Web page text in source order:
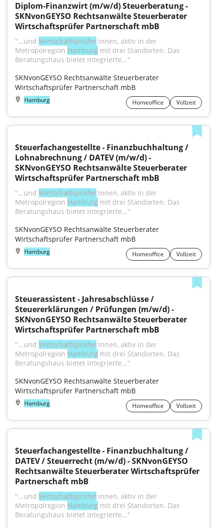
Diplom-Finanzwirt (m/w/d) Steuerberatung -
SKNvonGEYSO Rechtsanwälte Steuerberater
Wirtschaftsprüfer Partnerschaft mbB
"...und Wirtschaftsprüfer:innen, aktiv in der
Metropolregion Hamburg mit drei Standorten. Das
Beratungshaus bietet integrierte..."
SKNvonGEYSO Rechtsanwälte Steuerberater
Wirtschaftsprüfer Partnerschaft mbB
Hamburg Homeoffice Vollzeit
Steuerfachangestellte - Finanzbuchhaltung /
Lohnabrechnung / DATEV (m/w/d) -
SKNvonGEYSO Rechtsanwälte Steuerberater
Wirtschaftsprüfer Partnerschaft mbB
"...und Wirtschaftsprüfer:innen, aktiv in der
Metropolregion Hamburg mit drei Standorten. Das
Beratungshaus bietet integrierte..."
SKNvonGEYSO Rechtsanwälte Steuerberater
Wirtschaftsprüfer Partnerschaft mbB
Hamburg Homeoffice Vollzeit
Steuerassistent - Jahresabschlüsse /
Steuererklärungen / Prüfungen (m/w/d) -
SKNvonGEYSO Rechtsanwälte Steuerberater
Wirtschaftsprüfer Partnerschaft mbB
"...und Wirtschaftsprüfer:innen, aktiv in der
Metropolregion Hamburg mit drei Standorten. Das
Beratungshaus bietet integrierte..."
SKNvonGEYSO Rechtsanwälte Steuerberater
Wirtschaftsprüfer Partnerschaft mbB
Hamburg Homeoffice Vollzeit
Steuerfachangestellte - Finanzbuchhaltung /
DATEV / Steuerrecht (m/w/d) - SKNvonGEYSO
Rechtsanwälte Steuerberater Wirtschaftsprüfer
Partnerschaft mbB
"...und Wirtschaftsprüfer:innen, aktiv in der
Metropolregion Hamburg mit drei Standorten. Das
Beratungshaus bietet integrierte..."